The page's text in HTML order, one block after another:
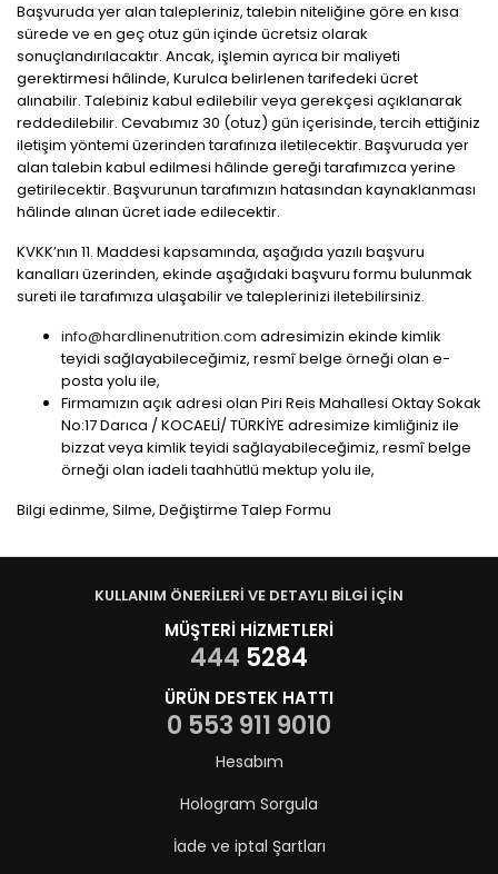
Başvuruda yer alan talepleriniz, talebin niteliğine göre en kısa
sürede ve en geç otuz gün içinde ücretsiz olarak
sonuçlandırılacaktır. Ancak, işlemin ayrıca bir maliyeti
gerektirmesi hâlinde, Kurulca belirlenen tarifedeki ücret
alınabilir. Talebiniz kabul edilebilir veya gerekçesi açıklanarak
reddedilebilir. Cevabımız 30 (otuz) gün içerisinde, tercih ettiğiniz
iletişim yöntemi üzerinden tarafınıza iletilecektir. Başvuruda yer
alan talebin kabul edilmesi hâlinde gereği tarafımızca yerine
getirilecektir. Başvurunun tarafımızın hatasından kaynaklanması
hâlinde alınan ücret iade edilecektir.
KVKK’nın 11. Maddesi kapsamında, aşağıda yazılı başvuru
kanalları üzerinden, ekinde aşağıdaki başvuru formu bulunmak
sureti ile tarafımıza ulaşabilir ve taleplerinizi iletebilirsiniz.
info@hardlinenutrition.com adresimizin ekinde kimlik
teyidi sağlayabileceğimiz, resmî belge örneği olan e-
posta yolu ile,
Firmamızın açık adresi olan Piri Reis Mahallesi Oktay Sokak
No:17 Darıca / KOCAELİ/ TÜRKİYE adresimize kimliğiniz ile
bizzat veya kimlik teyidi sağlayabileceğimiz, resmî belge
örneği olan iadeli taahhütlü mektup yolu ile,
Bilgi edinme, Silme, Değiştirme Talep Formu
KULLANIM ÖNERİLERİ VE DETAYLI BİLGİ İÇİN
MÜŞTERİ HİZMETLERİ
444 5284
ÜRÜN DESTEK HATTI
0 553 911 9010
Hesabım
Hologram Sorgula
İade ve iptal Şartları